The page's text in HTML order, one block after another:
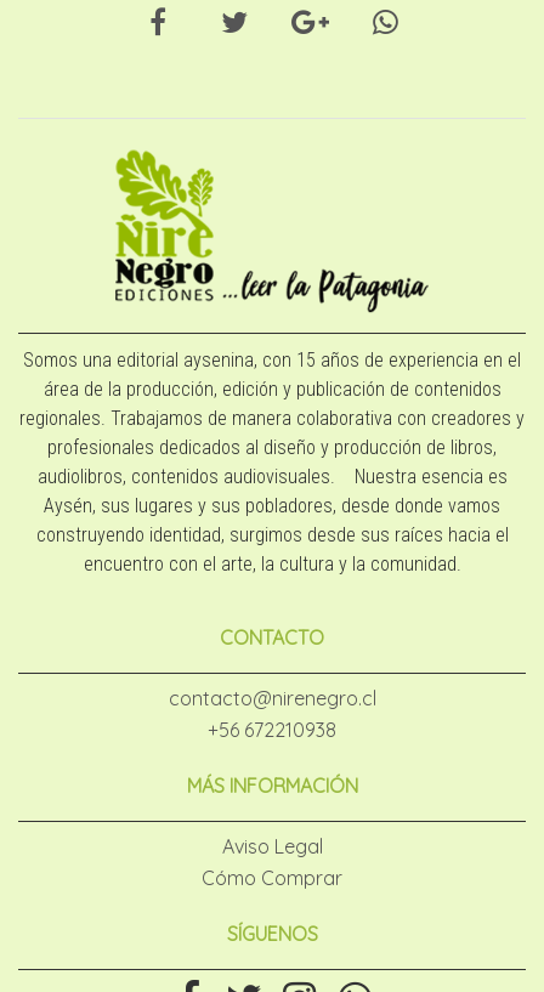
Somos una editorial aysenina, con 15 años de experiencia en el
área de la producción, edición y publicación de contenidos
regionales. Trabajamos de manera colaborativa con creadores y
profesionales dedicados al diseño y producción de libros,
audiolibros, contenidos audiovisuales. Nuestra esencia es
Aysén, sus lugares y sus pobladores, desde donde vamos
construyendo identidad, surgimos desde sus raíces hacia el
encuentro con el arte, la cultura y la comunidad.
CONTACTO
contacto@nirenegro.cl
+56 672210938
MÁS INFORMACIÓN
Aviso Legal
Cómo Comprar
SÍGUENOS